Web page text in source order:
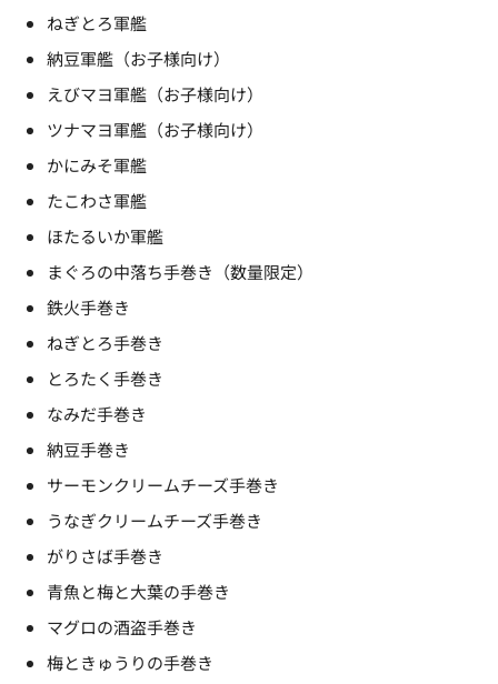
ねぎとろ軍艦
納豆軍艦（お子様向け）
えびマヨ軍艦（お子様向け）
ツナマヨ軍艦（お子様向け）
かにみそ軍艦
たこわさ軍艦
ほたるいか軍艦
まぐろの中落ち手巻き（数量限定）
鉄火手巻き
ねぎとろ手巻き
とろたく手巻き
なみだ手巻き
納豆手巻き
サーモンクリームチーズ手巻き
うなぎクリームチーズ手巻き
がりさば手巻き
青魚と梅と大葉の手巻き
マグロの酒盗手巻き
梅ときゅうりの手巻き